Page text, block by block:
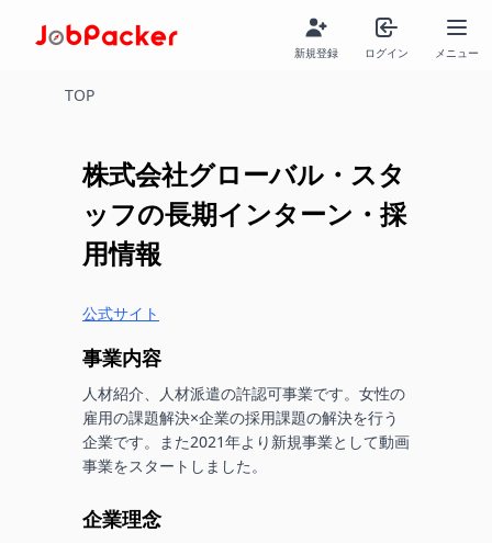
新規登録 ログイン メニュー
TOP
株式会社グローバル・スタ
ッフの長期インターン・採
用情報
公式サイト
事業内容
人材紹介、人材派遣の許認可事業です。女性の
雇用の課題解決×企業の採用課題の解決を行う
企業です。また2021年より新規事業として動画
事業をスタートしました。
企業理念